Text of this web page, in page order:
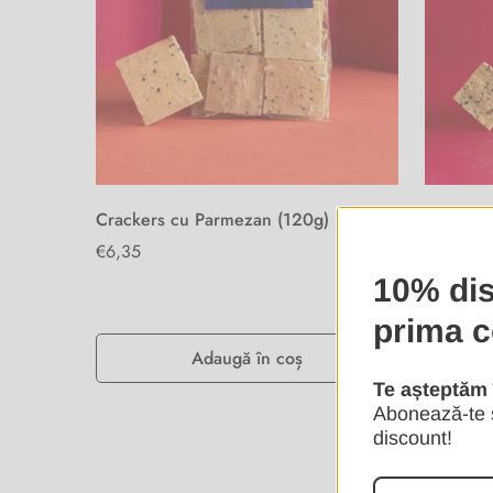
Crackers cu Parmezan (120g)
Preț
€6,35
Adaugă în coș
obișnuit
10%
prima
Te
Abonează-te
discount!